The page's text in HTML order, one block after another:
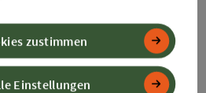
Beitrag drucken
Einstellungen
zustimmen